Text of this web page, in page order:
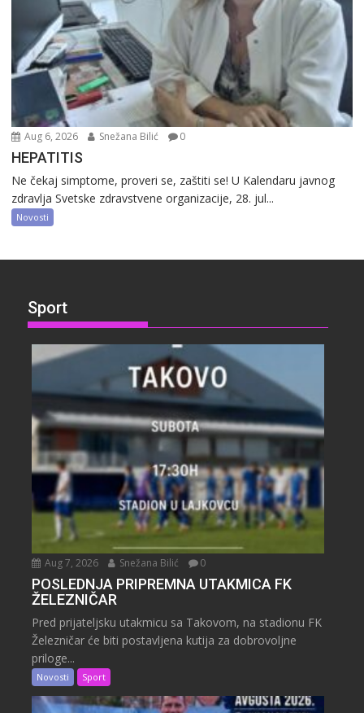
Aug 6, 2026 Snežana Bilić 0
HEPATITIS
Ne čekaj simptome, proveri se, zaštiti se! U Kalendaru javnog
zdravlja Svetske zdravstvene organizacije, 28. jul...
Novosti
Sport
Aug 7, 2026 Snežana Bilić 0
POSLEDNJA PRIPREMNA UTAKMICA FK
ŽELEZNIČAR
Pred prijateljsku utakmicu sa Takovom, na stadionu FK
Železničar će biti postavljena kutija za dobrovoljne
priloge...
Novosti Sport